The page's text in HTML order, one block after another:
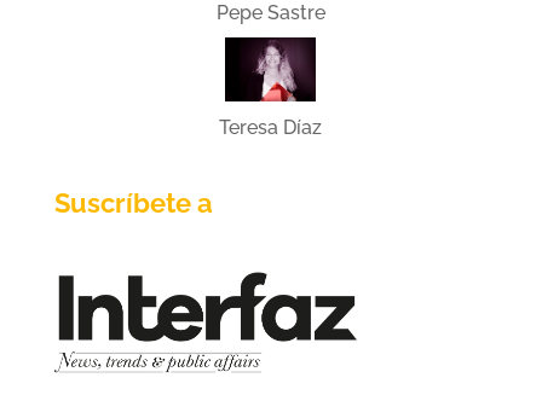
Pepe Sastre
Teresa Díaz
Suscríbete a